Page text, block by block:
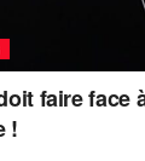
faire face
!